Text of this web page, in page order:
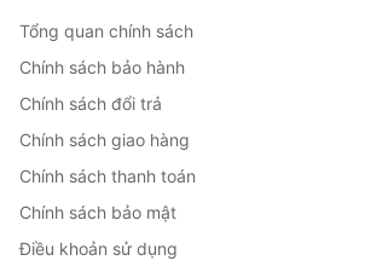
Tổng quan chính sách
Chính sách bảo hành
Chính sách đổi trả
Chính sách giao hàng
Chính sách thanh toán
Chính sách bảo mật
Điều khoản sử dụng